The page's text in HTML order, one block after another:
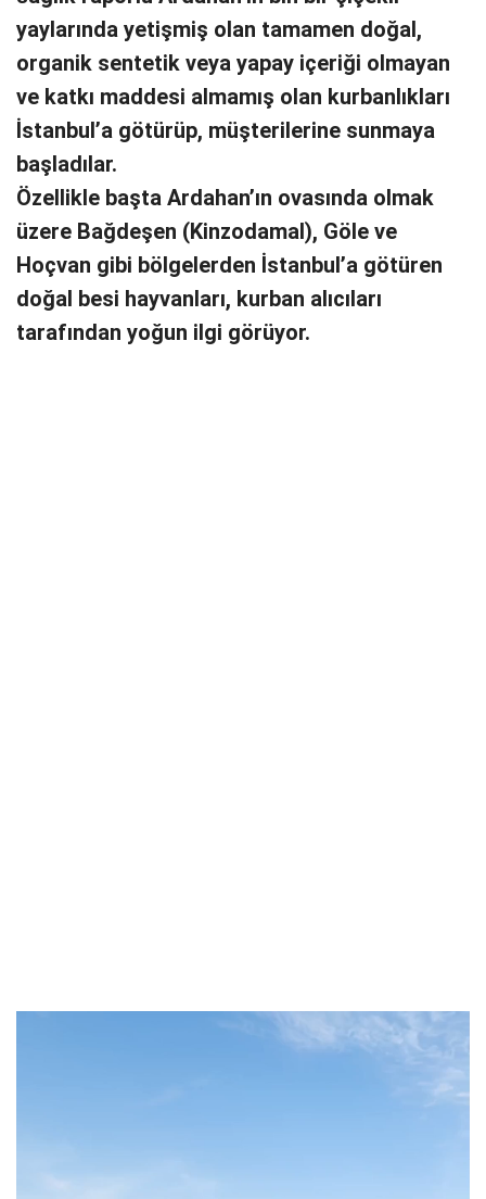
yaylarında yetişmiş olan tamamen doğal,
organik sentetik veya yapay içeriği olmayan
ve katkı maddesi almamış olan kurbanlıkları
İstanbul’a götürüp, müşterilerine sunmaya
başladılar.
Özellikle başta Ardahan’ın ovasında olmak
üzere Bağdeşen (Kinzodamal), Göle ve
Hoçvan gibi bölgelerden İstanbul’a götüren
doğal besi hayvanları, kurban alıcıları
tarafından yoğun ilgi görüyor.